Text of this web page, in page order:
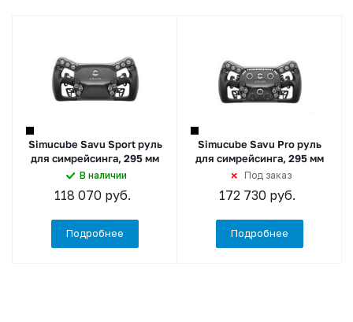
Simucube Savu Sport руль
для симрейсинга, 295 мм
В наличии
118 070руб.
Подробнее
Simucube Savu Pro руль
для симрейсинга, 295 мм
Под заказ
172 730руб.
Подробнее